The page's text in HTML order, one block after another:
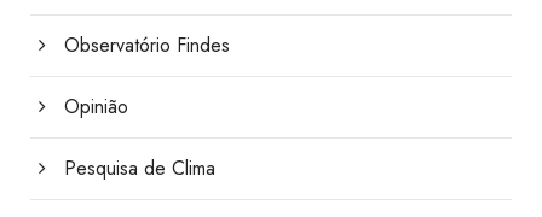
Observatório Findes
Opinião
Pesquisa de Clima